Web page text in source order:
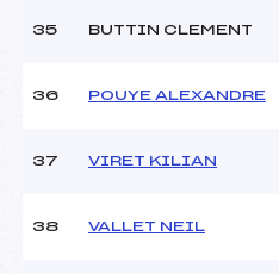
35 BUTTIN CLEMENT
36 POUYE ALEXANDRE
37 VIRET KILIAN
38 VALLET NEIL